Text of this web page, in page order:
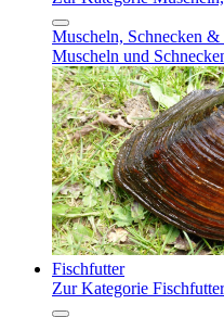
Muscheln, Schnecken &
Muscheln und
Fischfutter
Zur Kategorie Fischfutter